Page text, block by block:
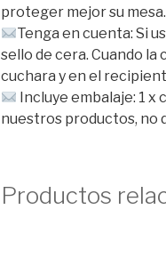
proteger mejor su
Tenga en cuenta: Si
sello de cera. Cuando
cuchara y en el
Incluye embalaje: 1 x
nuestros productos, no
Productos